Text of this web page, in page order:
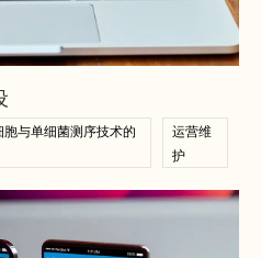
案例
与单细菌测序技术的
运营维
护